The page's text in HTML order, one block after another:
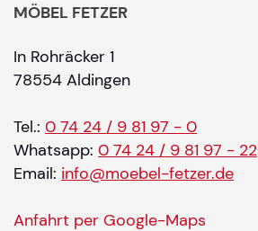
MÖBEL FETZER
In Rohräcker 1
78554 Aldingen
Tel.: 0 74 24 / 9 81 97 - 0
Whatsapp: 0 74 24 / 9 81 97 - 22
Email: info@moebel-fetzer.de
Anfahrt per Google-Maps